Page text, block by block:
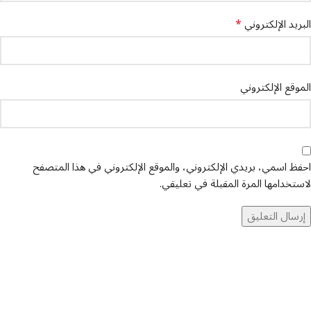
البريد الإلكتروني*
الموقع الإلكتروني
احفظ اسمي، بريدي الإلكتروني، والموقع الإلكتروني في هذا المتصفح
لاستخدامها المرة المقبلة في تعليقي.